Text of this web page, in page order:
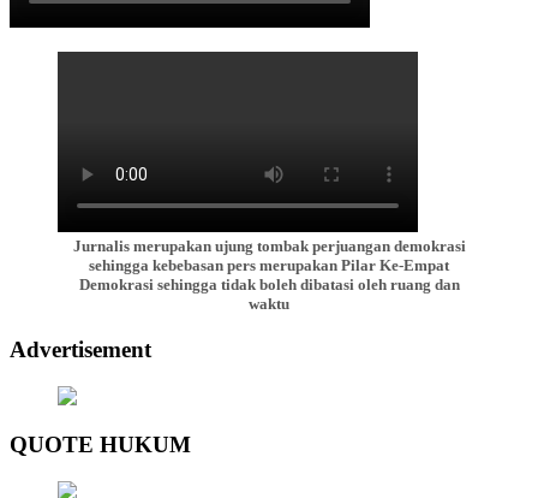
Jurnalis merupakan ujung tombak perjuangan demokrasi
sehingga kebebasan pers merupakan Pilar Ke-Empat
Demokrasi sehingga tidak boleh dibatasi oleh ruang dan
waktu
Advertisement
QUOTE HUKUM